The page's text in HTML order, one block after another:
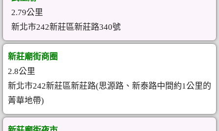
2.79公里
新北市242新莊區新莊路340號
新莊廟街商圈
2.8公里
新北市242新莊區新莊路(思源路、新泰路中間約1公里的
菁華地帶)